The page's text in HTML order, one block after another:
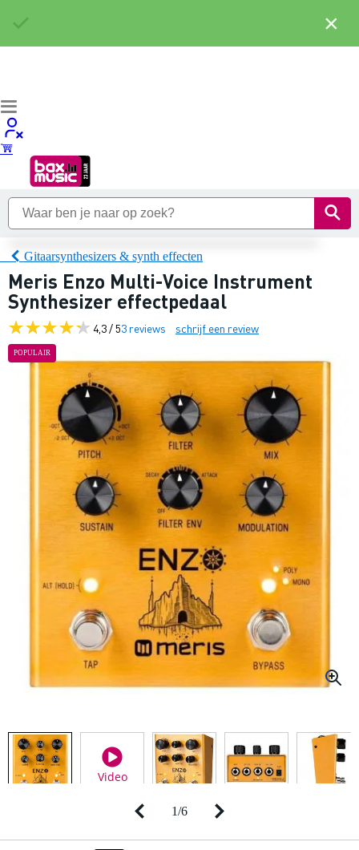
Gitaarsynthesizers & synth effecten
Meris Enzo Multi-Voice Instrument
Synthesizer effectpedaal
4,3 / 53 reviews schrijf een review
POPULAIR
Video
1/6
×